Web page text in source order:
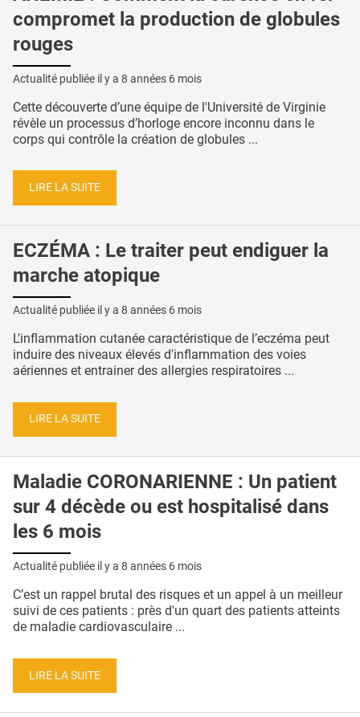
compromet la production de globules
rouges
Actualité publiée il y a 8 années 6 mois
Cette découverte d’une équipe de l'Université de Virginie
révèle un processus d’horloge encore inconnu dans le
corps qui contrôle la création de globules ...
LIRE LA SUITE
ECZÉMA : Le traiter peut endiguer la
marche atopique
Actualité publiée il y a 8 années 6 mois
L'inflammation cutanée caractéristique de l’eczéma peut
induire des niveaux élevés d'inflammation des voies
aériennes et entrainer des allergies respiratoires ...
LIRE LA SUITE
Maladie CORONARIENNE : Un patient
sur 4 décède ou est hospitalisé dans
les 6 mois
Actualité publiée il y a 8 années 6 mois
C’est un rappel brutal des risques et un appel à un meilleur
suivi de ces patients : près d'un quart des patients atteints
de maladie cardiovasculaire ...
LIRE LA SUITE